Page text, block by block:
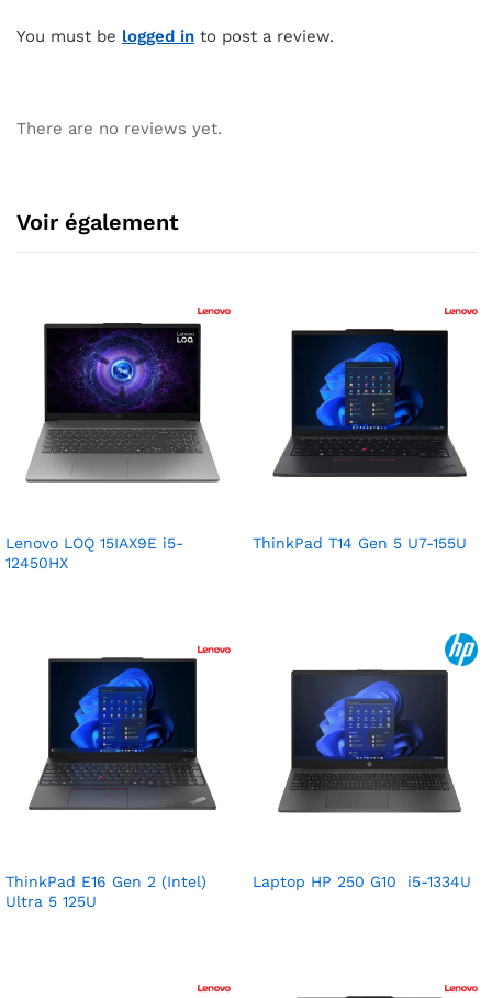
You must be logged in to post a review.
There are no reviews yet.
Voir également
Lenovo LOQ 15IAX9E i5-
12450HX
ThinkPad T14 Gen 5 U7-155U
ThinkPad E16 Gen 2 (Intel)
Ultra 5 125U
Laptop HP 250 G10 i5-1334U